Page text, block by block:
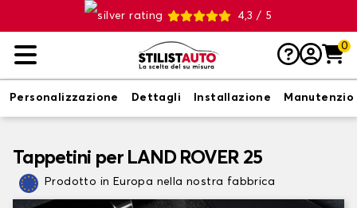
4,3 / 5
0
Personalizzazione Dettagli Installazione
Tappetini per LAND ROVER 25
Prodotto in Europa nella nostra fabbrica